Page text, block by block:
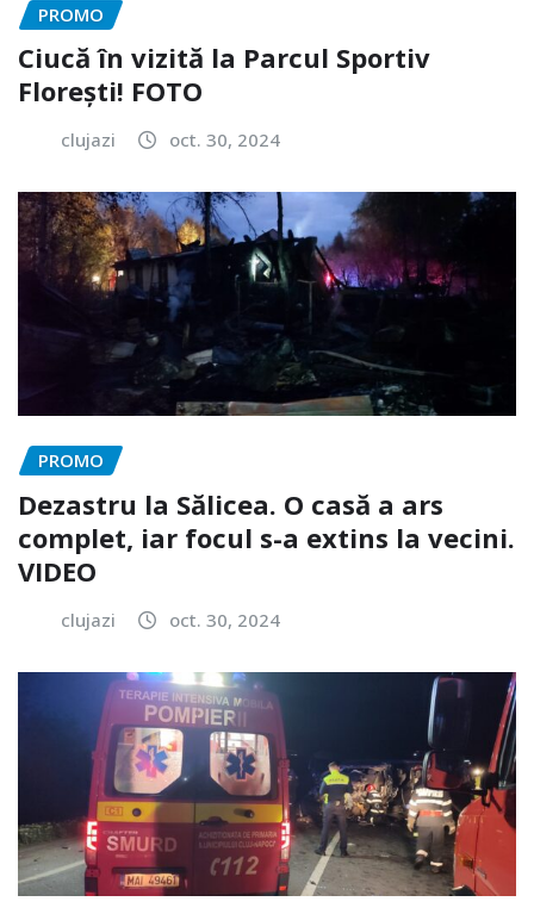
PROMO
Ciucă în vizită la Parcul Sportiv
Florești! FOTO
clujazi oct. 30, 2024
PROMO
Dezastru la Sălicea. O casă a ars
complet, iar focul s-a extins la vecini.
VIDEO
clujazi oct. 30, 2024